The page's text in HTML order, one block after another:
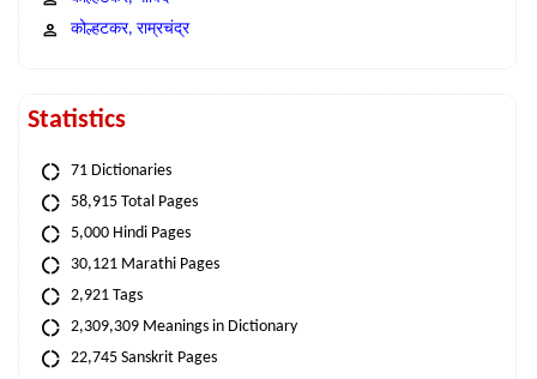
कोल्हटकर, राम्रचंद्र
Statistics
71 Dictionaries
58,915 Total Pages
5,000 Hindi Pages
30,121 Marathi Pages
2,921 Tags
2,309,309 Meanings in Dictionary
22,745 Sanskrit Pages